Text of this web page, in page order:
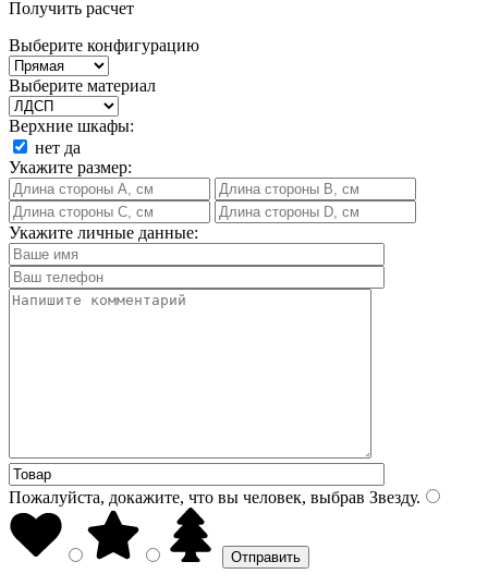
Получить расчет
Выберите конфигурацию
Выберите материал
Верхние шкафы:
нет да
Укажите размер:
Укажите личные данные:
Пожалуйста, докажите, что вы человек, выбрав Звезду.